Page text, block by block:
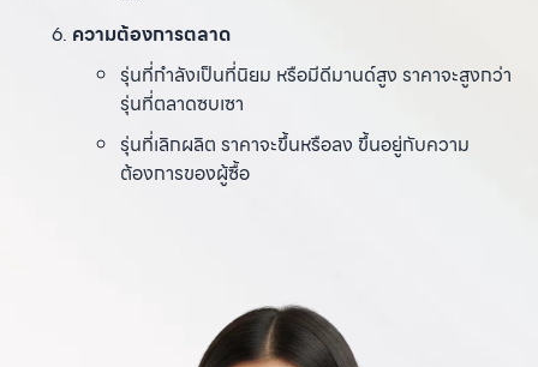
ความต้องการตลาด
รุ่นที่กำลังเป็นที่นิยม หรือมีดีมานด์สูง ราคาจะสูงกว่า
รุ่นที่ตลาดซบเซา
รุ่นที่เลิกผลิต ราคาจะขึ้นหรือลง ขึ้นอยู่กับความ
ต้องการของผู้ซื้อ